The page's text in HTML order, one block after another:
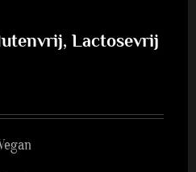
Lactosevrij